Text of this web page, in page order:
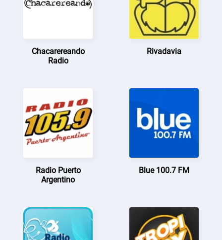
Chacarereando
Radio
Rivadavia
Radio Puerto
Argentino
Blue 100.7 FM